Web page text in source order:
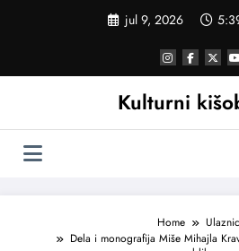
jul 9, 2026
Kulturni
Home
Dela i monografija Miše Mihajla